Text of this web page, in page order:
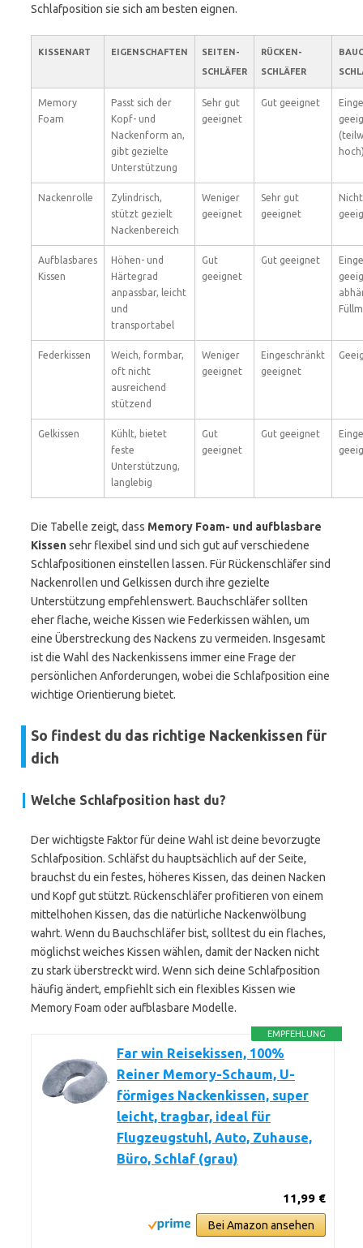
Schlafposition sie sich am besten eignen.
KISSENART EIGENSCHAFTEN
SEITEN­
SCHLÄFER
RÜCKEN­
SCHLÄFER
Memory
Foam
Passt sich der
Kopf- und
Nackenform an,
gibt gezielte
Unterstützung
Sehr gut
geeignet
Gut geeignet
Nackenrolle
Zylindrisch,
stützt gezielt
Nackenbereich
Weniger
geeignet
Sehr gut
geeignet
Nicht
Aufblasbares
Kissen
Höhen- und
Härtegrad
anpassbar, leicht
und
transportabel
Gut
geeignet
Gut geeignet
Federkissen
Weich, formbar,
oft nicht
ausreichend
stützend
Weniger
geeignet
Eingeschränkt
geeignet
Gelkissen
Kühlt, bietet
feste
Unterstützung,
langlebig
Gut
geeignet
Gut geeignet
Die Tabelle zeigt, dass Memory Foam- und aufblasbare
Kissensehr flexibel sind und sich gut auf verschiedene
Schlafpositionen einstellen lassen. Für Rücken­schläfer sind
Nackenrollen und Gelkissen durch ihre gezielte
Unterstützung empfehlenswert. Bauchschläfer sollten
eher flache, weiche Kissen wie Federkissen wählen, um
eine Überstreckung des Nackens zu vermeiden. Insgesamt
ist die Wahl des Nackenkissens immer eine Frage der
persönlichen Anforderungen, wobei die Schlafposition eine
wichtige Orientierung bietet.
So findest du das richtige Nackenkissen für
dich
Welche Schlafposition hast du?
Der wichtigste Faktor für deine Wahl ist deine bevorzugte
Schlafposition. Schläfst du hauptsächlich auf der Seite,
brauchst du ein festes, höheres Kissen, das deinen Nacken
und Kopf gut stützt. Rücken­schläfer profitieren von einem
mittelhohen Kissen, das die natürliche Nacken­wölbung
wahrt. Wenn du Bauchschläfer bist, solltest du ein flaches,
möglichst weiches Kissen wählen, damit der Nacken nicht
zu stark überstreckt wird. Wenn sich deine Schlafposition
häufig ändert, empfiehlt sich ein flexibles Kissen wie
Memory Foam oder aufblasbare Modelle.
EMPFEHLUNG
Far win Reisekissen, 100%
Reiner Memory-Schaum, U-
förmiges Nackenkissen, super
leicht, tragbar, ideal für
Flugzeugstuhl, Auto, Zuhause,
Büro, Schlaf (grau)
11,99 €
Bei Amazon ansehen